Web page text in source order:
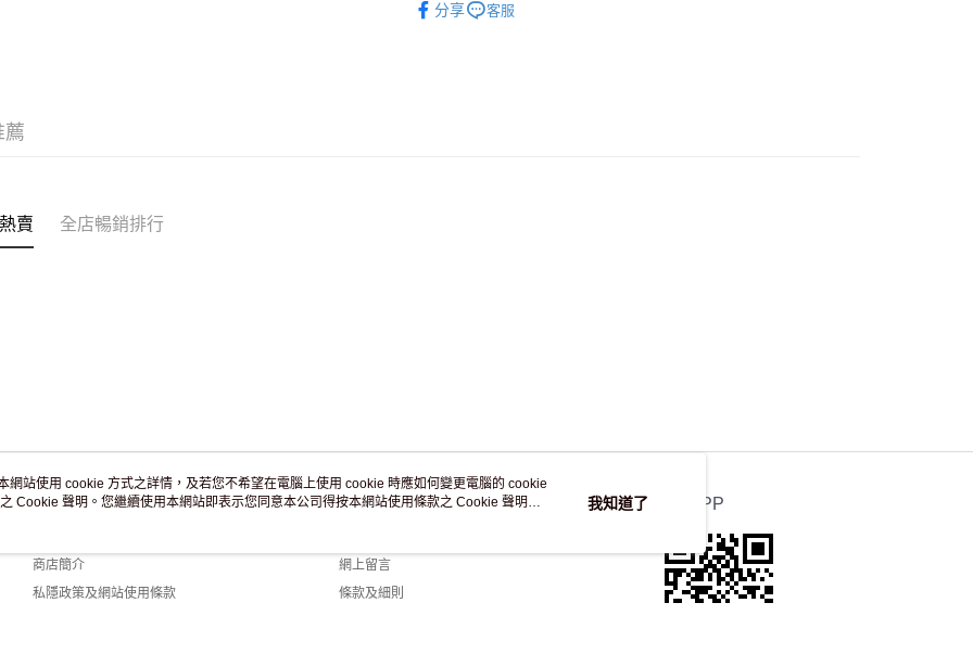
分享
客服
薦
賣 全店暢銷排行
關於我們
商店簡介
私隱政策及網站使用條款
客戶服務
網上留言
條款及細則
官方APP
網站使用 cookie 方式之詳情，及若您不希望在電腦上使用 cookie 時應如何變更電腦的 cookie
Cookie 聲明。您繼續使用本網站即表示您同意本公司得按本網站使用條款之 Cookie 聲明使
我知道了